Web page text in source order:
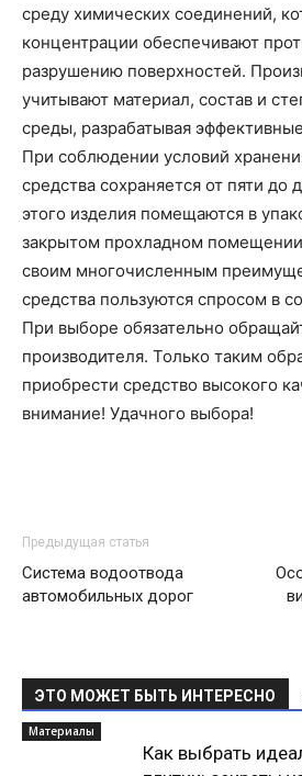
среду химических соединений,
концентрации обеспечивают
разрушению поверхностей.
учитывают материал, состав и
среды, разрабатывая
При соблюдении условий
средства сохраняется от пяти до
этого изделия помещаются в
закрытом прохладном
своим многочисленным
средства пользуются спросом в
При выборе обязательно
производителя. Только таким
приобрести средство высокого
внимание! Удачного выбора!
Предыдущая статья
Система водоотвода
автомобильных дорог
ЭТО МОЖЕТ БЫТЬ ИНТЕРЕСНО
Материалы
Как выбрать